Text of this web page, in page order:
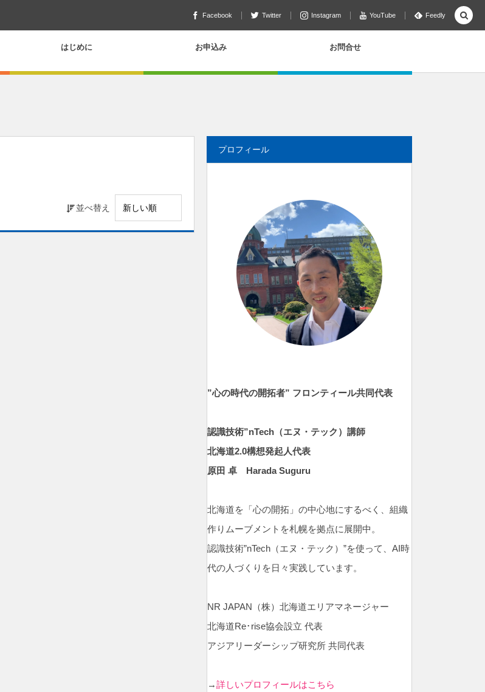
Facebook Twitter Instagram YouTube Feedly
はじめに お申込み お問合せ
並べ替え
プロフィール
”心の時代の開拓者” フロンティール共同代表
認識技術”nTech（エヌ・テック） 講師
北海道2.0構想発起人代表
原田 卓 Harada Suguru
北海道を「心の開拓」の中心地にするべく、組織
作りムーブメントを札幌を拠点に展開中。
認識技術”nTech（エヌ・テック）”を使って、AI時
代の人づくりを日々実践しています。
NR JAPAN（株）北海道エリアマネージャー
北海道Re･rise協会設立 代表
アジアリーダーシップ研究所 共同代表
→詳しいプロフィールはこちら